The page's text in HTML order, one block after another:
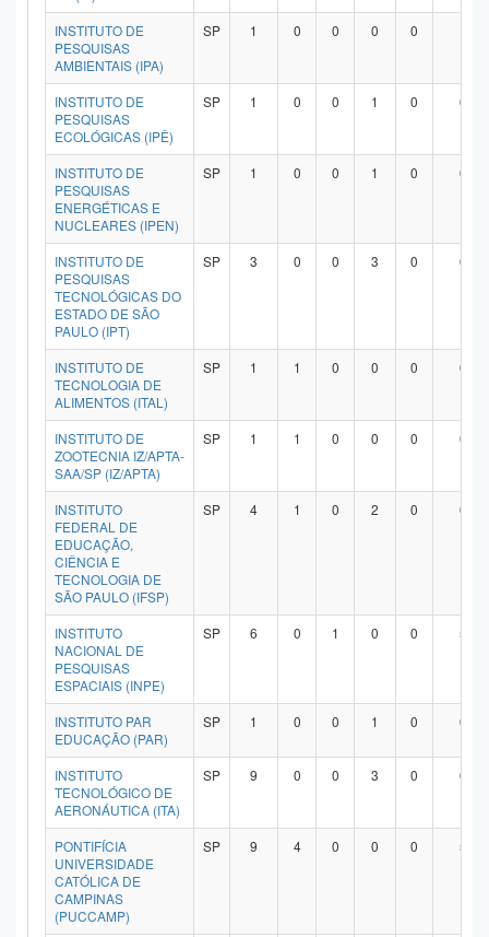
INSTITUTO DE
PESQUISAS
AMBIENTAIS (IPA)
SP 1 0 0 0 0
INSTITUTO DE
PESQUISAS
ECOLÓGICAS (IPÊ)
SP 1 0 0 1 0 0
INSTITUTO DE
PESQUISAS
ENERGÉTICAS E
NUCLEARES (IPEN)
SP 1 0 0 1 0 0
INSTITUTO DE
PESQUISAS
TECNOLÓGICAS DO
ESTADO DE SÃO
PAULO (IPT)
SP 3 0 0 3 0 0
INSTITUTO DE
TECNOLOGIA DE
ALIMENTOS (ITAL)
SP 1 1 0 0 0 0
INSTITUTO DE
ZOOTECNIA IZ/APTA-
SAA/SP (IZ/APTA)
SP 1 1 0 0 0 0
INSTITUTO
FEDERAL DE
EDUCAÇÃO,
CIÊNCIA E
TECNOLOGIA DE
SÃO PAULO (IFSP)
SP 4 1 0 2 0 0
INSTITUTO
NACIONAL DE
PESQUISAS
ESPACIAIS (INPE)
SP 6 0 1 0 0 5
INSTITUTO PAR
EDUCAÇÃO (PAR)
SP 1 0 0 1 0 0
INSTITUTO
TECNOLÓGICO DE
AERONÁUTICA (ITA)
SP 9 0 0 3 0 6
PONTIFÍCIA
UNIVERSIDADE
CATÓLICA DE
CAMPINAS
(PUCCAMP)
SP 9 4 0 0 0 5